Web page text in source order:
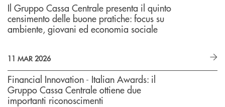
Il Gruppo Cassa Centrale presenta il quinto
censimento delle buone pratiche: focus su
ambiente, giovani ed economia sociale
11 MAR 2026
Financial Innovation - Italian Awards: il
Gruppo Cassa Centrale ottiene due
importanti riconoscimenti